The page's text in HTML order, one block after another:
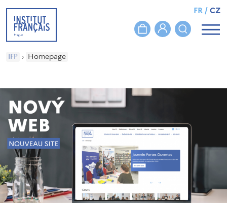
FR/CZ
IFP › Homepage